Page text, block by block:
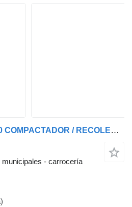
Geesink NORBA MF300 COMPACTADOR / RECOLECTOR
- carrocería